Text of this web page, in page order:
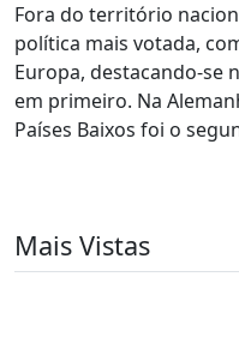
Fora do território
política mais votada,
Europa, destacando-se
em primeiro. Na
Países Baixos foi o
Mais Vistas